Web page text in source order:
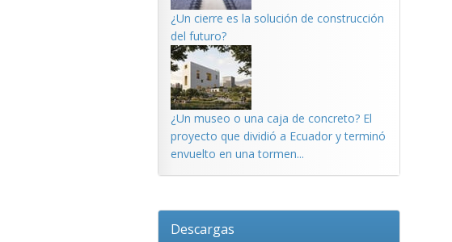
¿Un cierre es la solución de construcción
del futuro?
¿Un museo o una caja de concreto? El
proyecto que dividió a Ecuador y terminó
envuelto en una tormen...
Descargas